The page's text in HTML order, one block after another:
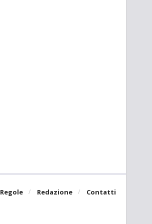
Regole Redazione Contatti